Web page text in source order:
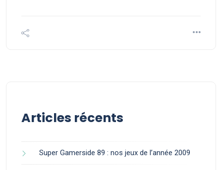
Articles récents
Super Gamerside 89 : nos jeux de l’année 2009